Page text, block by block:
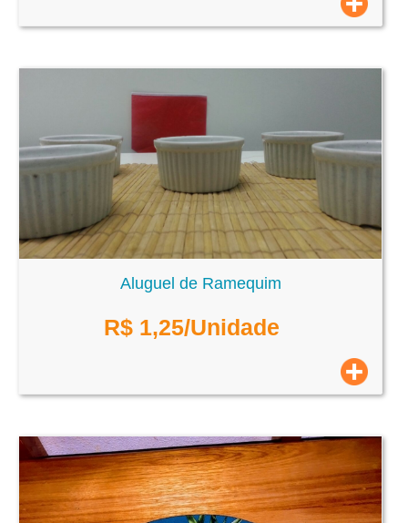
Aluguel de Ramequim
R$ 1,25/Unidade